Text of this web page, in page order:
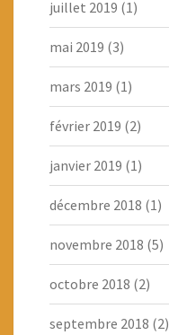
juillet 2019 (1)
mai 2019 (3)
mars 2019 (1)
février 2019 (2)
janvier 2019 (1)
décembre 2018 (1)
novembre 2018 (5)
octobre 2018 (2)
septembre 2018 (2)